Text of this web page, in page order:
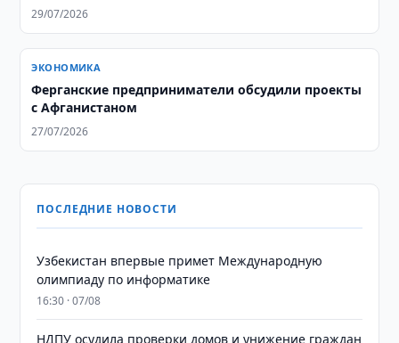
29/07/2026
ЭКОНОМИКА
Ферганские предприниматели обсудили проекты
с Афганистаном
27/07/2026
ПОСЛЕДНИЕ НОВОСТИ
Узбекистан впервые примет Международную
олимпиаду по информатике
16:30 · 07/08
НДПУ осудила проверки домов и унижение граждан